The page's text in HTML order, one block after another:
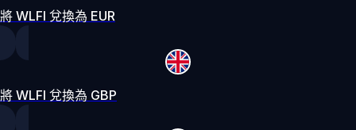
將 WLFI 兌換為 EUR
將 WLFI 兌換為 GBP